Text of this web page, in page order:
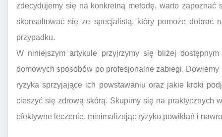
zdecydujemy się na konkretną metodę, warto
skonsultować się ze specjalistą, który pomoże dobrać
przypadku.
W niniejszym artykule przyjrzymy się bliżej
domowych sposobów po profesjonalne zabiegi.
ryzyka sprzyjające ich powstawaniu oraz jakie kroki
cieszyć się zdrową skórą. Skupimy się na praktycznych
efektywne leczenie, minimalizując ryzyko powikłań i